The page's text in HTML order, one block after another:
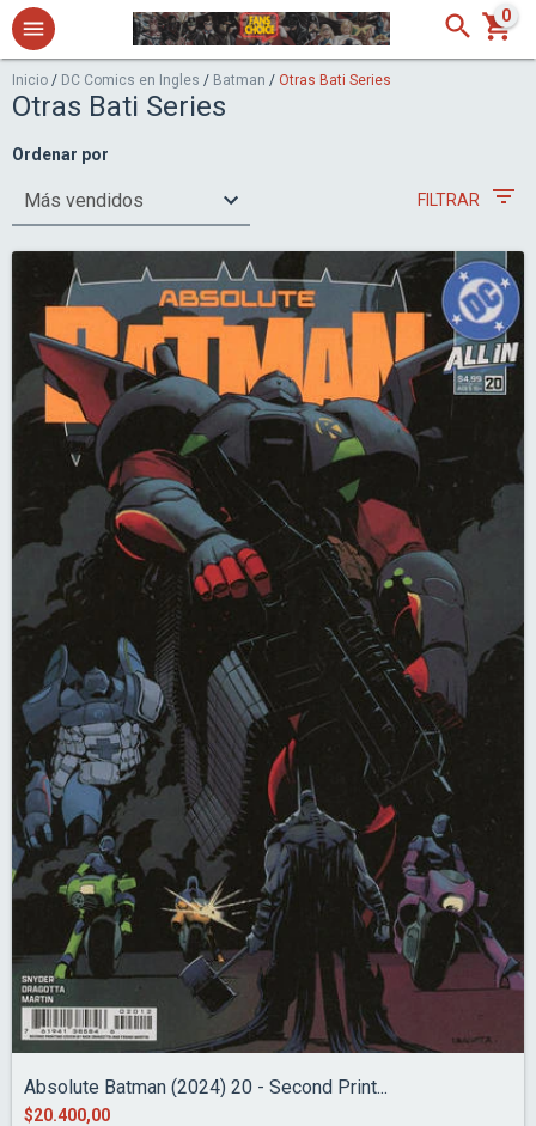
0
Inicio / DC Comics en Ingles / Batman / Otras Bati Series
Otras Bati Series
Ordenar por
FILTRAR
Absolute Batman (2024) 20 - Second Print...
$20.400,00